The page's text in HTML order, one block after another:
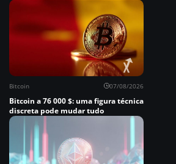
Bitcoin 07/08/2026
Bitcoin a 76 000 $: uma figura técnica
discreta pode mudar tudo